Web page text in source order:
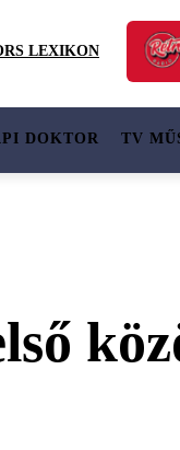
LEXIKON
DOKTOR TV